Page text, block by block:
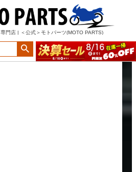
専門店 | ＜公式＞モトパーツ(MOTO PARTS)